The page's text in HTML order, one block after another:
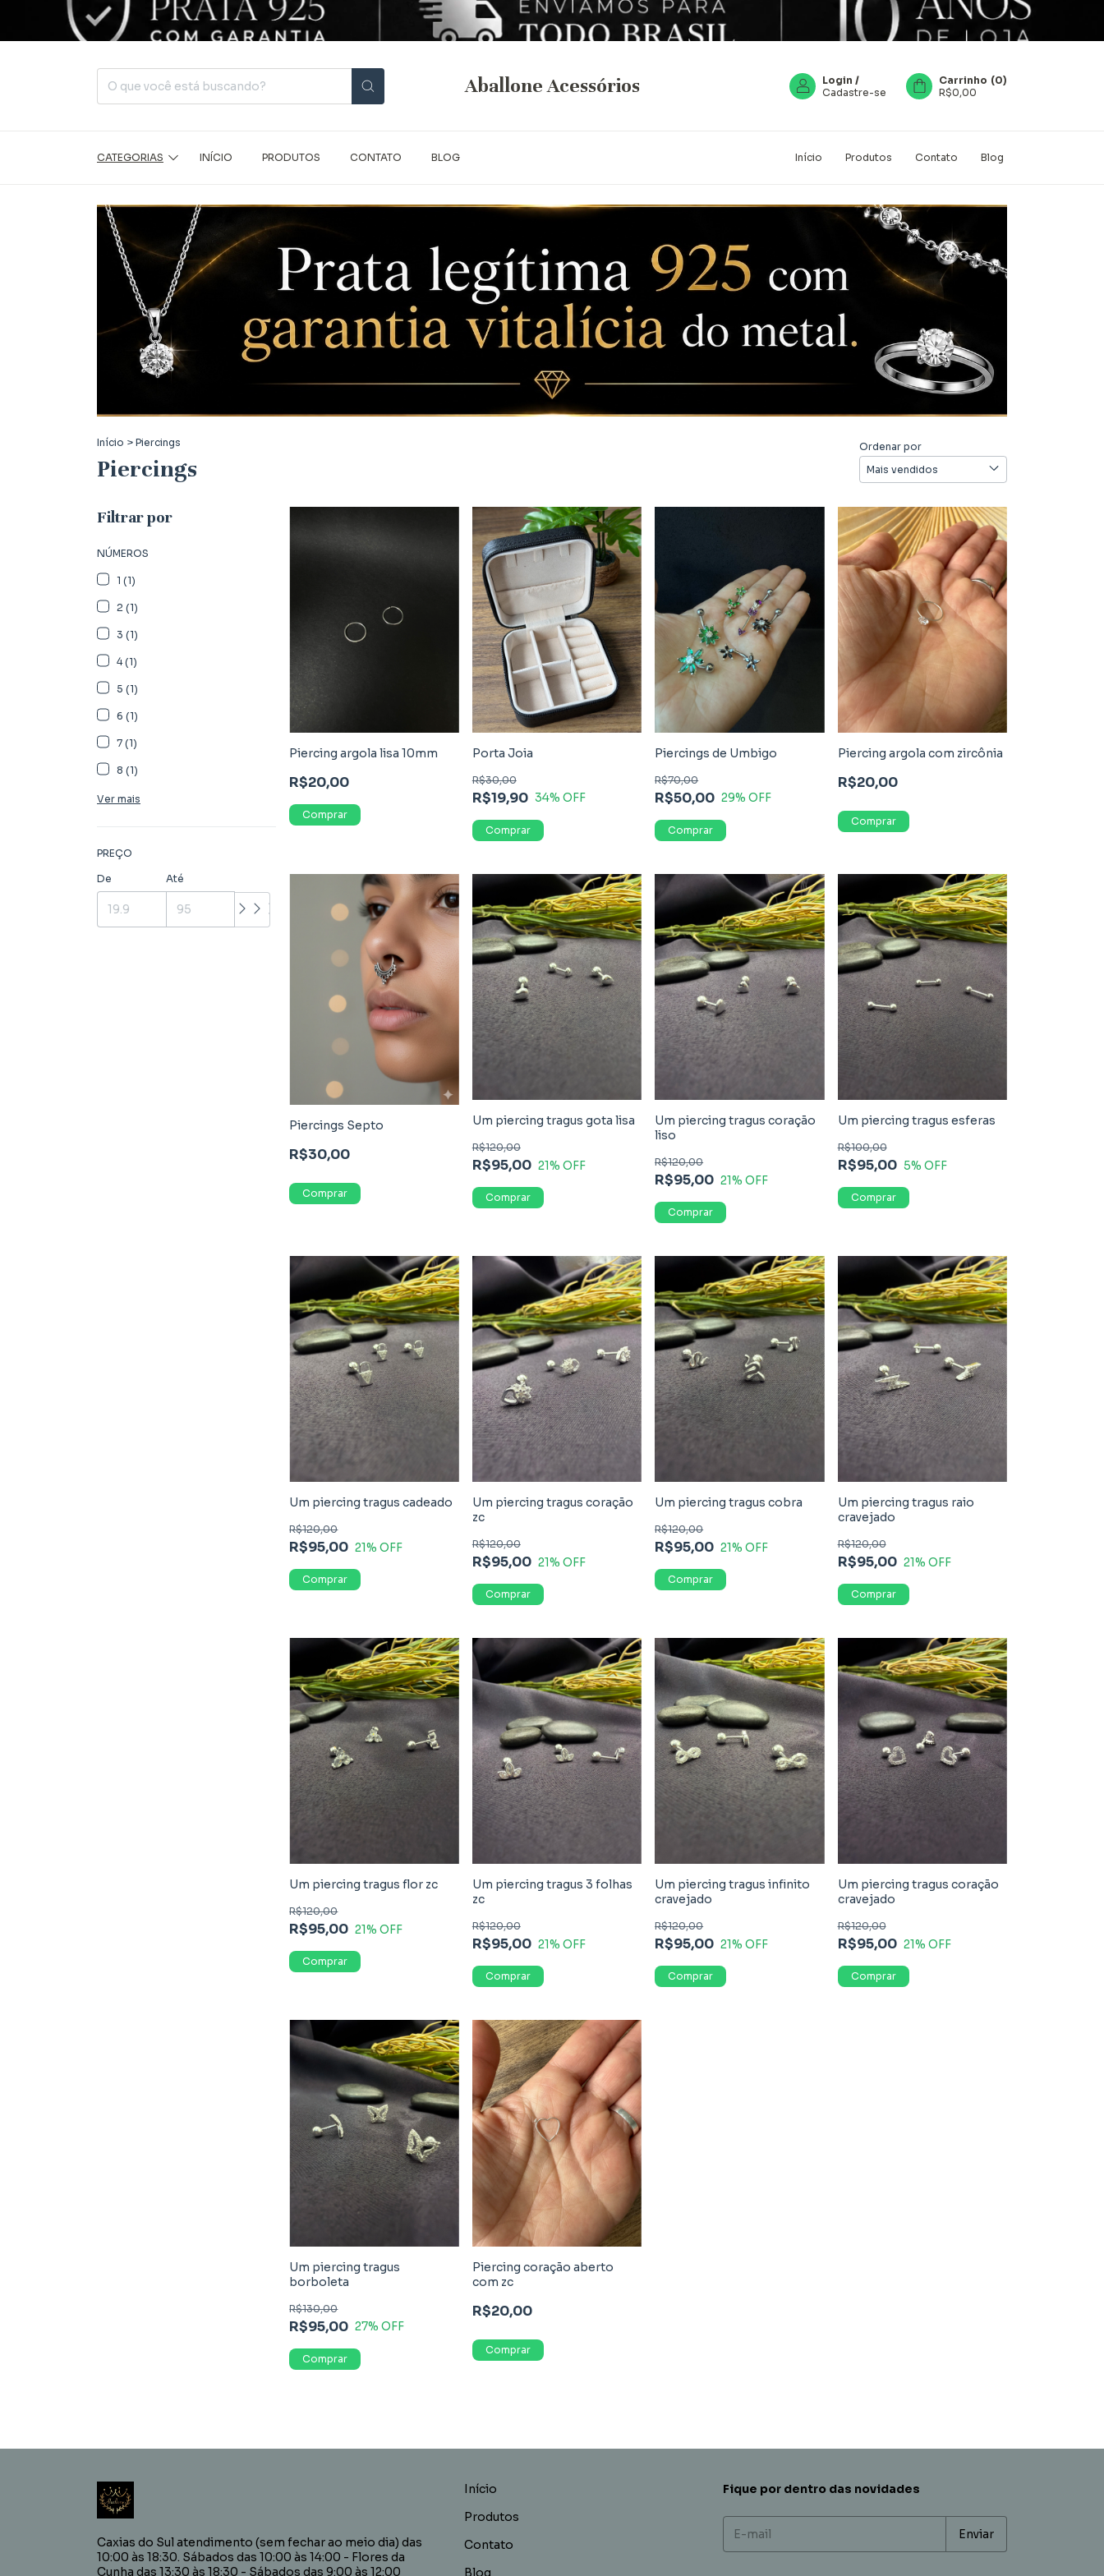
Aballone Acessórios Login /
Cadastre-se
Carrinho (0)
R$0,00
CATEGORIAS INÍCIO PRODUTOS CONTATO BLOG Início Produtos Contato Blog
Início > Piercings
Piercings
Ordenar por
Filtrar por
NÚMEROS
1 (1)
2 (1)
3 (1)
4 (1)
5 (1)
6 (1)
7 (1)
8 (1)
Ver mais
PREÇO
De Até
Piercing argola lisa 10mm
R$20,00
Porta Joia
R$19,90
R$30,00
34% OFF
Piercings de Umbigo
R$50,00
R$70,00
29% OFF
Piercing argola com zircônia
R$20,00
Piercings Septo
R$30,00
Comprar
Um piercing tragus gota lisa
R$95,00
R$120,00
21% OFF
Um piercing tragus coração
liso
R$95,00
R$120,00
21% OFF
Um piercing tragus esferas
R$95,00
R$100,00
5% OFF
Um piercing tragus cadeado
R$95,00
R$120,00
21% OFF
Um piercing tragus coração
zc
R$95,00
R$120,00
21% OFF
Um piercing tragus cobra
R$95,00
R$120,00
21% OFF
Um piercing tragus raio
cravejado
R$95,00
R$120,00
21% OFF
Um piercing tragus flor zc
R$95,00
R$120,00
21% OFF
Um piercing tragus 3 folhas
zc
R$95,00
R$120,00
21% OFF
Um piercing tragus infinito
cravejado
R$95,00
R$120,00
21% OFF
Um piercing tragus coração
cravejado
R$95,00
R$120,00
21% OFF
Um piercing tragus
borboleta
R$95,00
R$130,00
27% OFF
Piercing coração aberto
com zc
R$20,00
Caxias do Sul atendimento (sem fechar ao meio dia) das
10:00 às 18:30. Sábados das 10:00 às 14:00 - Flores da
Cunha das 13:30 às 18:30 - Sábados das 9:00 às 12:00
Início
Produtos
Contato
Blog
Fique por dentro das novidades